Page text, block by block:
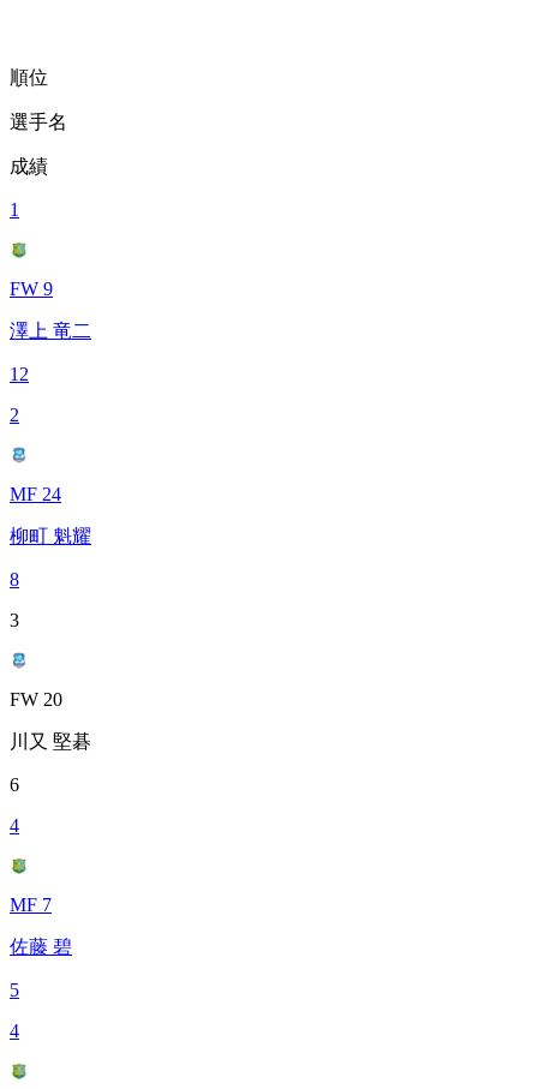
順位
選手名
成績
1
FW 9
澤上 竜二
12
2
MF 24
柳町 魁耀
8
3
FW 20
川又 堅碁
6
4
MF 7
佐藤 碧
5
4